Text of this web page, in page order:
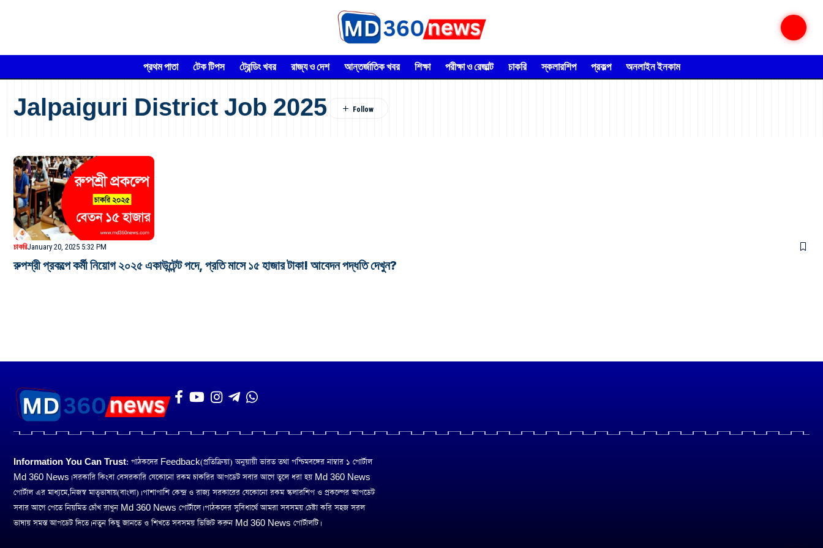
প্রথম পাতা টেক টিপস ট্রেন্ডিং খবর রাজ্য ও দেশ আন্তর্জাতিক খবর শিক্ষা পরীক্ষা ও রেজাল্ট চাকরি স্কলারশিপ প্রকল্প অনলাইন ইনকাম
Jalpaiguri District Job 2025
চাকরিJanuary 20, 2025 5:32 PM
রুপশ্রী প্রকল্পে কর্মী নিয়োগ ২০২৫ একাউন্টেন্ট পদে, প্রতি মাসে ১৫ হাজার টাকা! আবেদন পদ্ধতি দেখুন?
Information You Can Trust: পাঠকদের Feedback(প্রতিক্রিয়া) অনুয়ায়ী ভারত তথা পশ্চিমবঙ্গের নাম্বার ১ পোর্টাল
Md 360 News। সরকারি কিংবা বেসরকারি যেকোনো রকম চাকরির আপডেট সবার আগে তুলে ধরা হয় Md 360 News
পোর্টাল এর মাধ্যমে,নিজস্ব মাতৃভাষায়(বাংলা)। পাশাপাশি কেন্দ্র ও রাজ্য সরকারের যেকোনো রকম স্কলারশিপ ও প্রকল্পের আপডেট
সবার আগে পেতে নিয়মিত চোঁখ রাখুন Md 360 News পোর্টালে। পাঠকদের সুবিধার্থে আমরা সবসময় চেষ্টা করি সহজ সরল
ভাষায় সমস্ত আপডেট দিতে। নতুন কিছু জানতে ও শিখতে সবসময় ভিজিট করুন Md 360 News পোর্টালটি।